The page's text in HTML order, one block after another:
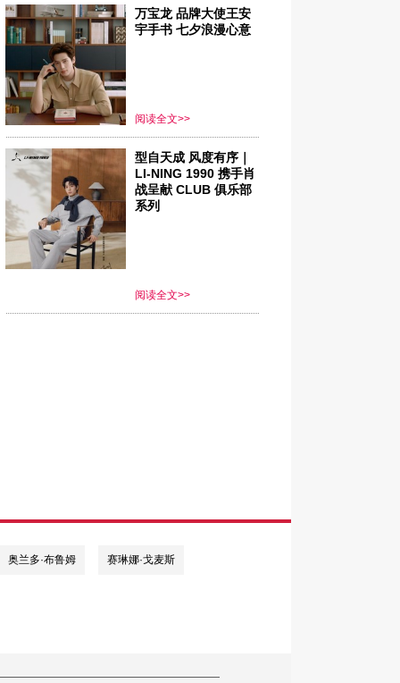
万宝龙 品牌大使王安
宇手书 七夕浪漫心意
阅读全文>>
型自天成 风度有序｜
LI-NING 1990 携手肖
战呈献 CLUB 俱乐部
系列
阅读全文>>
奥兰多·布鲁姆 赛琳娜·戈麦斯